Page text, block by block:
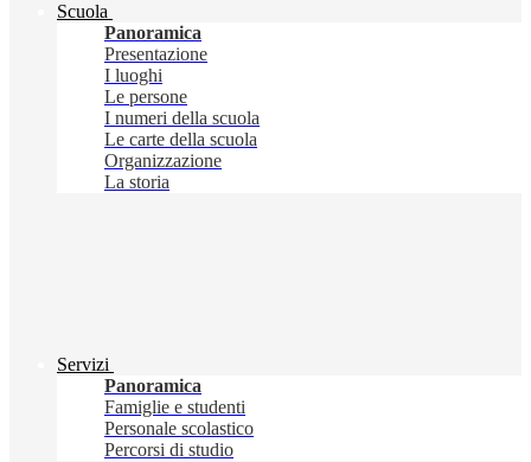
Scuola
Panoramica
Presentazione
I luoghi
Le persone
I numeri della scuola
Le carte della scuola
Organizzazione
La storia
Servizi
Panoramica
Famiglie e studenti
Personale scolastico
Percorsi di studio